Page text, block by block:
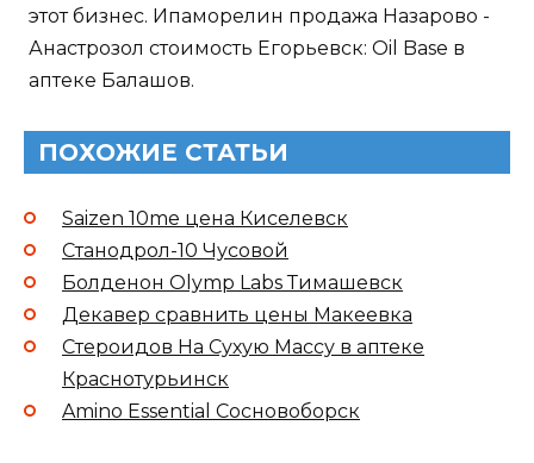
этот бизнес. Ипаморелин продажа Назарово -
Анастрозол стоимость Егорьевск: Oil Base в
аптеке Балашов.
ПОХОЖИЕ СТАТЬИ
Saizen 10me цена Киселевск
Станодрол-10 Чусовой
Болденон Olymp Labs Тимашевск
Декавер сравнить цены Макеевка
Стероидов На Сухую Массу в аптеке
Краснотурьинск
Amino Essential Сосновоборск